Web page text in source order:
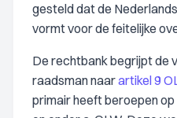
gesteld dat de
vormt voor de feitelijke
De rechtbank begrijpt de
raadsman naarartikel 9
primair heeft beroepen